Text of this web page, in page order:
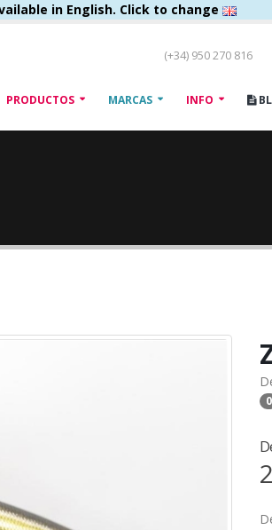
in English. Click to change
(+34) 950 270 816
PRODUCTOS MARCAS INFO
0